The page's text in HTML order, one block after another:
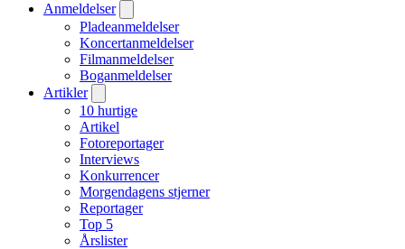
Anmeldelser
Pladeanmeldelser
Koncertanmeldelser
Filmanmeldelser
Boganmeldelser
Artikler
10 hurtige
Artikel
Fotoreportager
Interviews
Konkurrencer
Morgendagens stjerner
Reportager
Top 5
Årslister